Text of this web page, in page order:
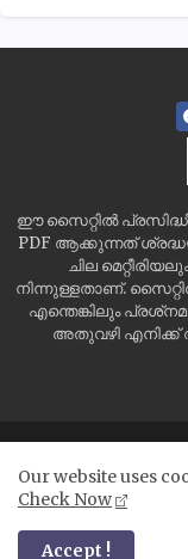
ഈ സൈറ്റിൽ
PDF ആക്കുന്നത്
ചില
നിന്നുള്ളതാണ്.
എന്തെങ്കിലും
അതുവഴി എനിക്ക്
Our website uses
Check Now
Accept !